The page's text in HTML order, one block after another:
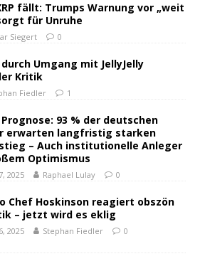
fällt: Trumps Warnung vor „weit
für Unruhe
Siegert 0
Umgang mit JellyJelly
Kritik
Fiedler 1
93 % der deutschen
erwarten langfristig starken
– Auch institutionelle Anleger
Optimismus
2025 Raphael Lulay 0
Chef Hoskinson reagiert obszön
– jetzt wird es eklig
2025 Stephan Fiedler 0